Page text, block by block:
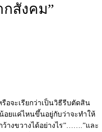
สังคม”
รือจะเรียกว่าเป็นวิธีรีบตัดสิน
อยแค่ไหนขึ้นอยู่กับว่าจะทำให้
ว้างขวางได้อย่างไร”…….”และ